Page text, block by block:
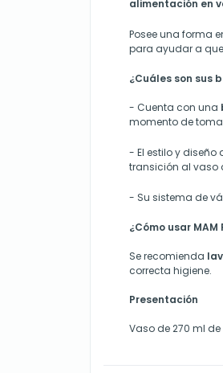
alimentación en
Posee una forma
para ayudar a
¿Cuáles son sus
- Cuenta con una
momento de
- El estilo y
transición al vaso
- Su sistema de
¿Cómo usar
Se recomienda
correcta higiene.
Presentación
Vaso de 270 ml